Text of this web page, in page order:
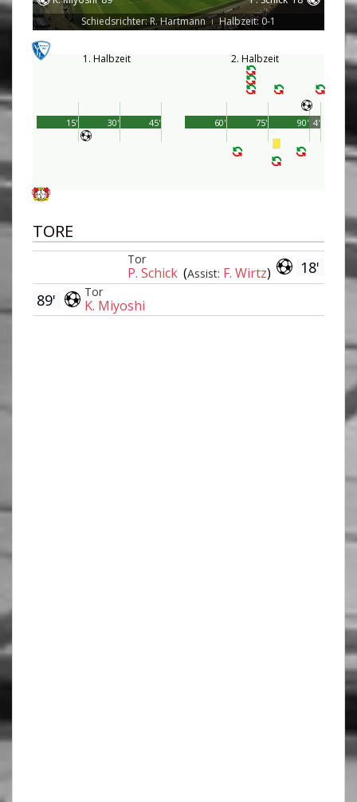
Schiedsrichter: R. Hartmann | Halbzeit: 0-1
1. Halbzeit
45'
15' 30'
2. Halbzeit
90'
60' 75' 4'
TORE
18'
Tor
P. Schick (Assist: F. Wirtz)
Tor
K. Miyoshi
89'